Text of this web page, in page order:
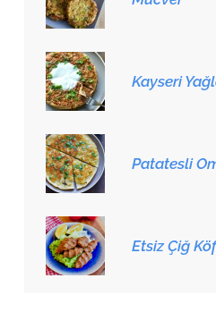
Kayseri
Patatesli
Etsiz Çiğ